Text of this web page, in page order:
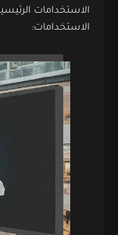
الاستخدامات
الاستخدامات: